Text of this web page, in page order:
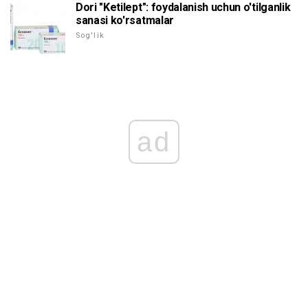
Dori "Ketilept": foydalanish uchun o'tilganlik
sanasi ko'rsatmalar
Sog'lik
ad